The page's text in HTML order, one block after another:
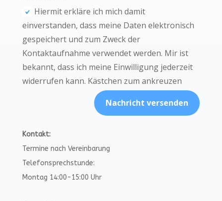
Hiermit erkläre ich mich damit
einverstanden, dass meine Daten elektronisch
gespeichert und zum Zweck der
Kontaktaufnahme verwendet werden. Mir ist
bekannt, dass ich meine Einwilligung jederzeit
widerrufen kann. Kästchen zum ankreuzen
Nachricht versenden
Kontakt:
Termine nach Vereinbarung
Telefonsprechstunde:
Montag 14:00-15:00 Uhr